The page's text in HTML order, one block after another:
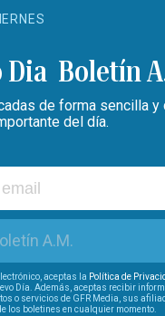
Boletín
de forma sencilla y
del día.
A.M.
aceptas la Política de
Día. Además, aceptas recibir
o servicios de GFR Media, sus
los boletines en cualquier momento.